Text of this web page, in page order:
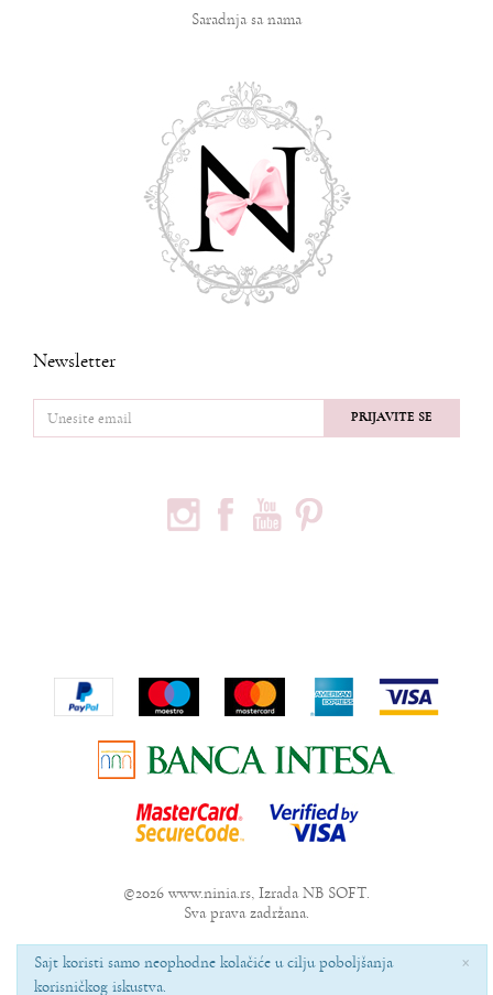
Saradnja sa nama
Newsletter
PRIJAVITE SE
office@ninia.rs
109267030
©2026 www.ninia.rs, IzradaNB SOFT.
Sva prava zadržana.
×
Sajt koristi samo neophodne kolačiće u cilju poboljšanja
korisničkog iskustva.